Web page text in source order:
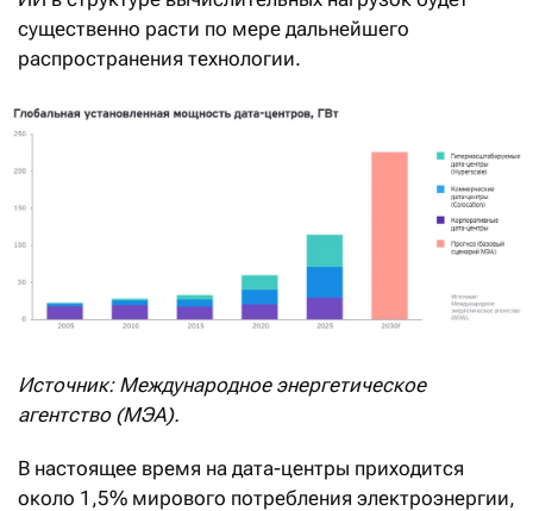
существенно расти по мере дальнейшего
распространения технологии.
Источник: Международное энергетическое
агентство (МЭА).
В настоящее время на дата-центры приходится
около 1,5% мирового потребления электроэнергии,